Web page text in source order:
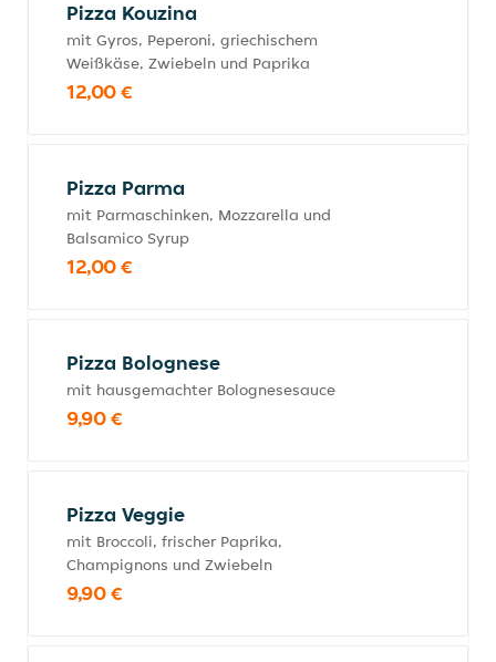
Pizza Kouzina
mit Gyros, Peperoni, griechischem
Weißkäse, Zwiebeln und Paprika
12,00 €
Pizza Parma
mit Parmaschinken, Mozzarella und
Balsamico Syrup
12,00 €
Pizza Bolognese
mit hausgemachter Bolognesesauce
9,90 €
Pizza Veggie
mit Broccoli, frischer Paprika,
Champignons und Zwiebeln
9,90 €